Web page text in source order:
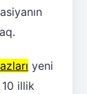
yeni
10 illik